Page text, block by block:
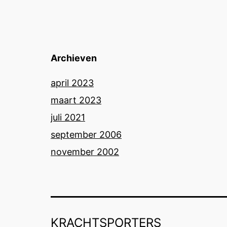
Archieven
april 2023
maart 2023
juli 2021
september 2006
november 2002
KRACHTSPORTERS